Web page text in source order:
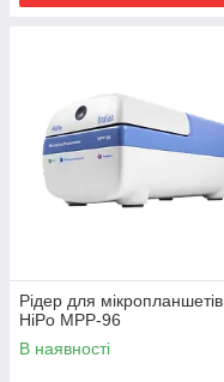
Рідер для мікропланшетів
HiPo MPP-96
В наявності